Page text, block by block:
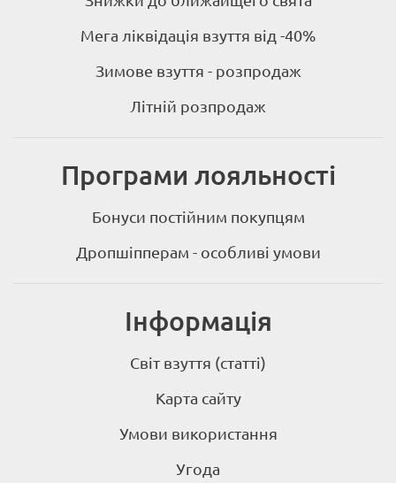
Мега ліквідація взуття від -40%
Зимове взуття - розпродаж
Літній розпродаж
Програми лояльності
Бонуси постійним покупцям
Дропшіпперам - особливі умови
Інформація
Світ взуття (статті)
Карта сайту
Умови використання
Угода